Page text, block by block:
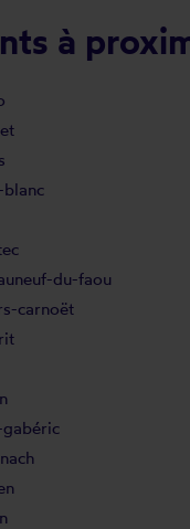
à
du-faou
carnoët